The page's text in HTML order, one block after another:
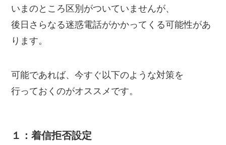
いまのところ区別がついていませんが、
後日さらなる迷惑電話がかかってくる可能性があ
ります。
可能であれば、今すぐ以下のような対策を
行っておくのがオススメです。
１：着信拒否設定